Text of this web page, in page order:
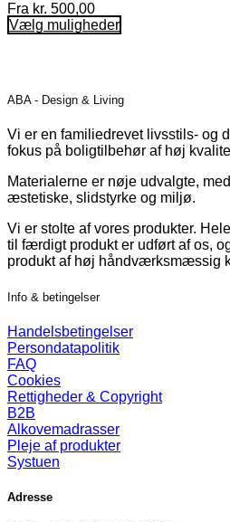
Fra kr. 500,00
Vælg muligheder
varianter.
kan
vælges
varesiden
ABA - Design & Living
Vi er en familiedrevet livsstils- og
fokus på boligtilbehør af høj
Materialerne er nøje udvalgte,
æstetiske, slidstyrke og miljø.
Vi er stolte af vores produkter.
til færdigt produkt er udført af os,
produkt af høj håndværksmæssig
Info & betingelser
Handelsbetingelser
Persondatapolitik
FAQ
Cookies
Rettigheder & Copyright
B2B
Alkovemadrasser
Pleje af produkter
Systuen
Adresse